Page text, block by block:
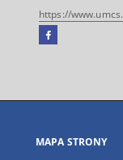
https://
Facebook
się
karcie
MAPA STRONY